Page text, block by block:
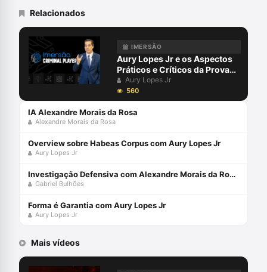
Relacionados
IMERSÃO
Aury Lopes Jr e os Aspectos
Práticos e Críticos da Prova
Penal
Aury Lopes Jr
560
IA Alexandre Morais da Rosa
Alexandre Morais da Rosa
Overview sobre Habeas Corpus com Aury Lopes Jr
Aury Lopes Jr
Investigação Defensiva com Alexandre Morais da Rosa e Gabriel Bulhões
Gabriel Bulhões
Forma é Garantia com Aury Lopes Jr
Aury Lopes Jr
Mais vídeos